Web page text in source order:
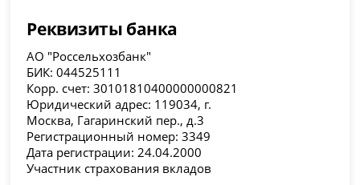
Реквизиты банка
АО "Россельхозбанк"
БИК: 044525111
Корр. счет: 30101810400000000821
Юридический адрес: 119034, г.
Москва, Гагаринский пер., д.3
Регистрационный номер: 3349
Дата регистрации: 24.04.2000
Участник страхования вкладов